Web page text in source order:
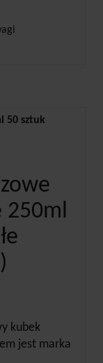
50 sztuk
250ml
kubek
jest marka